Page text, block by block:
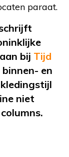
paraat.
bij Tijd
binnen- en
niet